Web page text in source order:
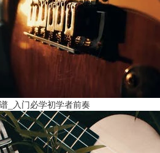
_入门必学初学者前奏